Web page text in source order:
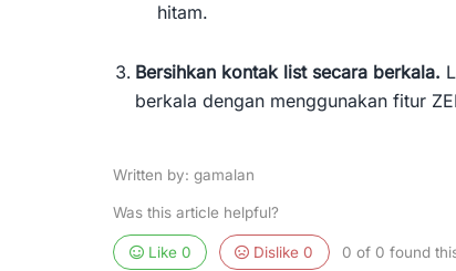
hitam.
Bersihkan kontak list secara berkala.
berkala dengan menggunakan fitur
Written by: gamalan
Was this article helpful?
Like 0 Dislike0 0 of 0 found